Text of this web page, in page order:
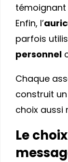
témoignant
Enfin, l’
parfois
personnel
Chaque
construit
choix aussi
Le